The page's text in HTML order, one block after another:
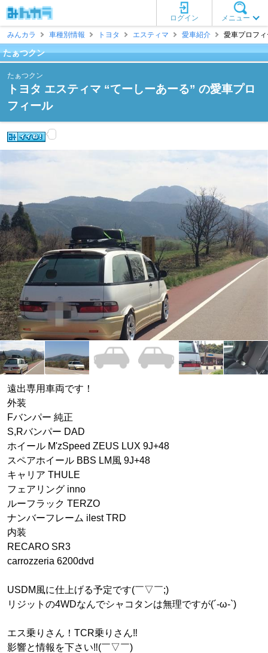
メニュー
ログイン
みんカラ
車種別情報 トヨタ エスティマ 愛車紹介 愛車プロフ
たぁつクン
たぁつクン
トヨタ エスティマ “てーしーあーる” の愛車プロ
フィール
遠出専用車両です！
外装
Fバンパー 純正
S,Rバンパー DAD
ホイール M'zSpeed ZEUS LUX 9J+48
スペアホイール BBS LM風 9J+48
キャリア THULE
フェアリング inno
ルーフラック TERZO
ナンバーフレーム ilest TRD
内装
RECARO SR3
carrozzeria 6200dvd
USDM風に仕上げる予定です(￣▽￣;)
リジットの4WDなんでシャコタンは無理ですが(´-ω-`)
エス乗りさん！TCR乗りさん‼︎
影響と情報を下さい‼︎(￣▽￣)